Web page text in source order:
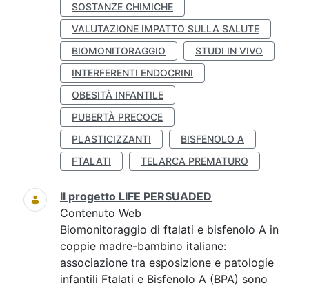
SOSTANZE CHIMICHE
VALUTAZIONE IMPATTO SULLA SALUTE
BIOMONITORAGGIO
STUDI IN VIVO
INTERFERENTI ENDOCRINI
OBESITÀ INFANTILE
PUBERTÀ PRECOCE
PLASTICIZZANTI
BISFENOLO A
FTALATI
TELARCA PREMATURO
Il progetto LIFE PERSUADED
Contenuto Web
Biomonitoraggio di ftalati e bisfenolo A in
coppie madre-bambino italiane:
associazione tra esposizione e patologie
infantili Ftalati e Bisfenolo A (BPA) sono